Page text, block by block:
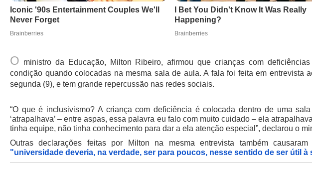
O ministro da Educação, Milton Ribeiro, afirmou que crianças com
condição quando colocadas na mesma sala de aula. A fala foi feita em entrevista
segunda (9), e tem grande repercussão nas redes sociais.
“O que é inclusivismo? A criança com deficiência é colocada dentro de uma
‘atrapalhava’ – entre aspas, essa palavra eu falo com muito cuidado – ela
tinha equipe, não tinha conhecimento para dar a ela atenção especial”, declarou o
Outras declarações feitas por Milton na mesma entrevista também
"universidade deveria, na verdade, ser para poucos, nesse sentido de ser útil à